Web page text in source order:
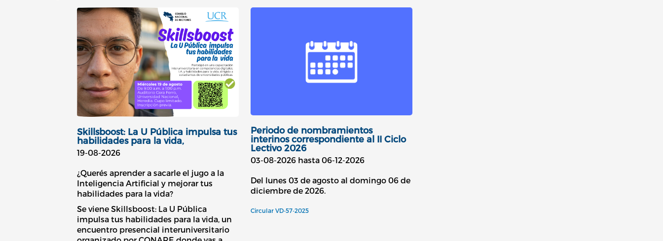
Skillsboost: La U Pública impulsa tus
habilidades para la vida,
19-08-2026
¿Querés aprender a sacarle el jugo a la
Inteligencia Artificial y mejorar tus
habilidades para la vida?
Se viene Skillsboost: La U Pública
impulsa tus habilidades para la vida, un
encuentro presencial interuniversitario
Periodo de nombramientos
interinos correspondiente al II Ciclo
Lectivo 2026
03-08-2026 hasta 06-12-2026
Del lunes 03 de agosto al domingo 06 de
diciembre de 2026.
Circular VD-57-2025